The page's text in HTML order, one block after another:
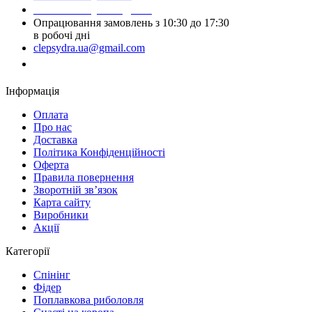
Опрацювання замовлень з 10:30 до 17:30
в робочі дні
clepsydra.ua@gmail.com
Інформація
Оплата
Про нас
Доставка
Політика Конфіденційності
Оферта
Правила повернення
Зворотній зв’язок
Карта сайту
Виробники
Акції
Категорії
Спінінг
Фідер
Поплавкова риболовля